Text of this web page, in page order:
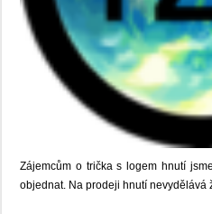
Zájemcům o trička s logem hnutí
objednat. Na prodeji hnutí nevydělává